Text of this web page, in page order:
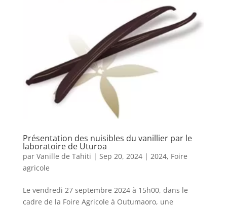
Présentation des nuisibles du vanillier par le
laboratoire de Uturoa
par Vanille de Tahiti | Sep 20, 2024| 2024, Foire
agricole
Le vendredi 27 septembre 2024 à 15h00, dans le
cadre de la Foire Agricole à Outumaoro, une